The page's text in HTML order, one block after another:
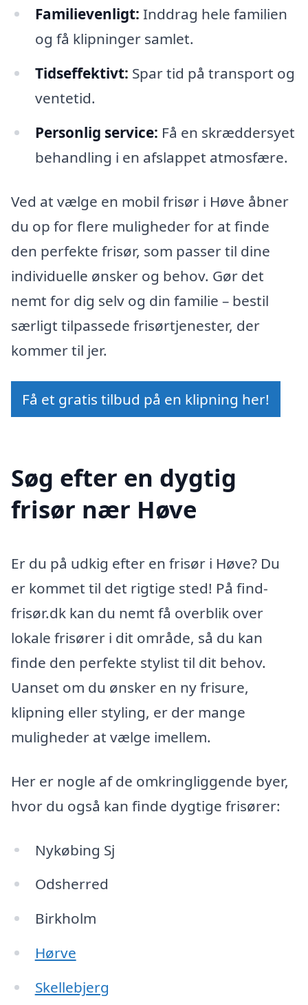
Familievenligt: Inddrag hele familien
og få klipninger samlet.
Tidseffektivt: Spar tid på transport og
ventetid.
Personlig service: Få en skræddersyet
behandling i en afslappet atmosfære.
Ved at vælge en mobil frisør i Høve åbner
du op for flere muligheder for at finde
den perfekte frisør, som passer til dine
individuelle ønsker og behov. Gør det
nemt for dig selv og din familie – bestil
særligt tilpassede frisørtjenester, der
kommer til jer.
Få et gratis tilbud på en klipning her!
Søg efter en dygtig
frisør nær Høve
Er du på udkig efter en frisør i Høve? Du
er kommet til det rigtige sted! På find-
frisør.dk kan du nemt få overblik over
lokale frisører i dit område, så du kan
finde den perfekte stylist til dit behov.
Uanset om du ønsker en ny frisure,
klipning eller styling, er der mange
muligheder at vælge imellem.
Her er nogle af de omkringliggende byer,
hvor du også kan finde dygtige frisører:
Nykøbing Sj
Odsherred
Birkholm
Hørve
Skellebjerg